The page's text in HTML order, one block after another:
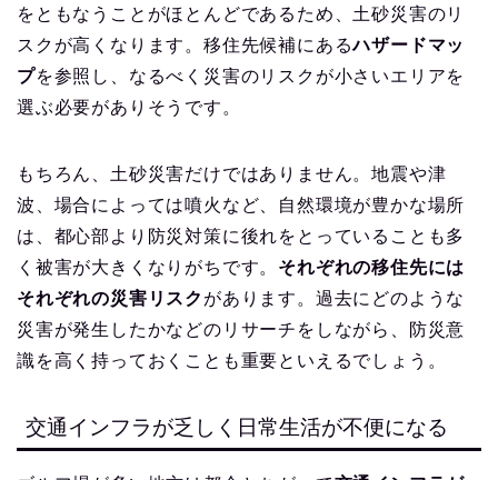
をともなうことがほとんどであるため、土砂災害のリ
スクが高くなります。移住先候補にあるハザードマッ
プを参照し、なるべく災害のリスクが小さいエリアを
選ぶ必要がありそうです。
もちろん、土砂災害だけではありません。地震や津
波、場合によっては噴火など、自然環境が豊かな場所
は、都心部より防災対策に後れをとっていることも多
く被害が大きくなりがちです。 それぞれの移住先には
それぞれの災害リスク があります。過去にどのような
災害が発生したかなどのリサーチをしながら、防災意
識を高く持っておくことも重要といえるでしょう。
交通インフラが乏しく日常生活が不便になる